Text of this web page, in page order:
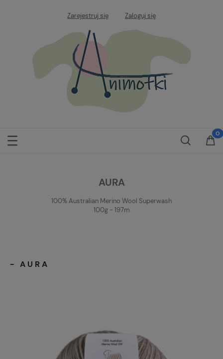
Zarejestruj się Zaloguj się
AURA
100% Australian Merino Wool Superwash
100g - 197m
- AURA